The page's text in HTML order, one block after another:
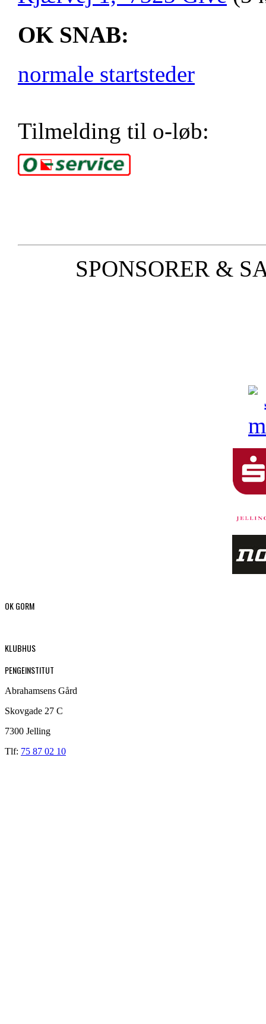
OK SNAB:
normale startsteder
Tilmelding til o-løb:
SPONSORER &
OK GORM
KLUBHUS
PENGEINSTITUT
Abrahamsens Gård
Skovgade 27 C
7300 Jelling
Tlf: 75 87 02 10